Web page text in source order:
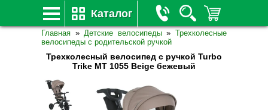
Каталог
Главная »Детские велосипеды »Трехколесные
велосипеды с родительской ручкой
Трехколесный велосипед с ручкой Turbo
Trike MT 1055 Beige бежевый